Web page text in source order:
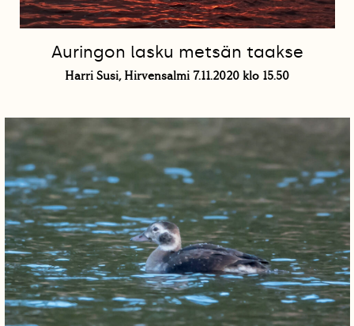
Auringon lasku metsän taakse
Harri Susi, Hirvensalmi 7.11.2020 klo 15.50